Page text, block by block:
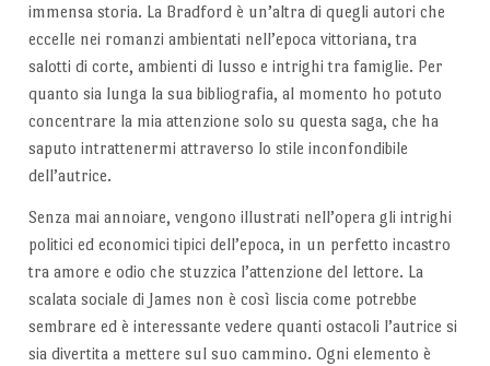
immensa storia. La Bradford è un’altra di quegli autori che
eccelle nei romanzi ambientati nell’epoca vittoriana, tra
salotti di corte, ambienti di lusso e intrighi tra famiglie. Per
quanto sia lunga la sua bibliografia, al momento ho potuto
concentrare la mia attenzione solo su questa saga, che ha
saputo intrattenermi attraverso lo stile inconfondibile
dell’autrice.
Senza mai annoiare, vengono illustrati nell’opera gli intrighi
politici ed economici tipici dell’epoca, in un perfetto incastro
tra amore e odio che stuzzica l’attenzione del lettore. La
scalata sociale di James non è così liscia come potrebbe
sembrare ed è interessante vedere quanti ostacoli l’autrice si
sia divertita a mettere sul suo cammino. Ogni elemento è